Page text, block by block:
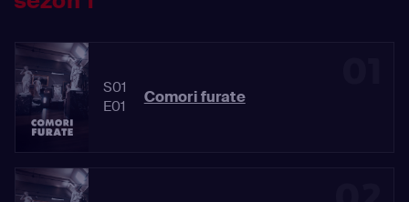
S01
E01
Comori furate